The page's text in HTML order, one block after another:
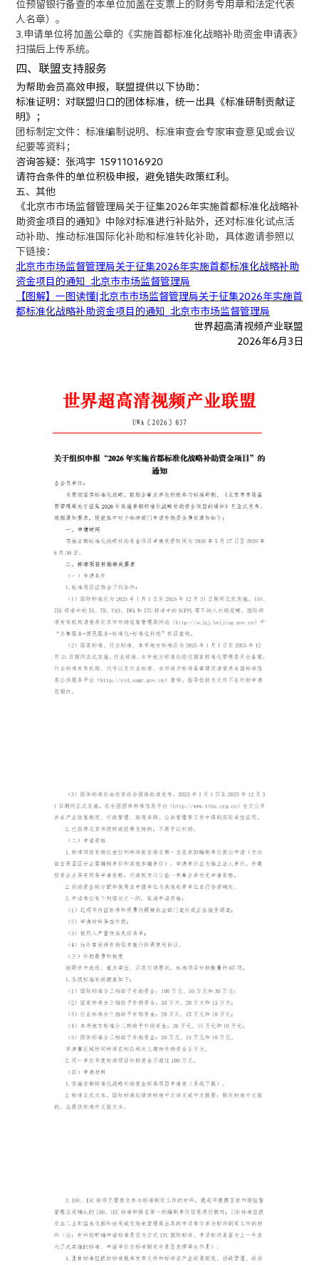
位预留银行备查的本单位加盖在支票上的财务专用章和法定代表
人名章）。
3.申请单位将加盖公章的《实施首都标准化战略补助资金申请表》
扫描后上传系统。
四、 联盟支持服务
为帮助会员高效申报，联盟提供以下协助：
标准证明 ：对联盟归口的团体标准，统一出具《标准研制贡献证
明》；
团标制定文件 ：标准编制说明、标准审查会专家审查意见或会议
纪要等资料；
咨询答疑 ： 张鸿宇 15911016920
请符合条件的单位积极申报，避免错失政策红利。
五、其他
《北京市市场监督管理局关于征集2026年实施首都标准化战略补
助资金项目的通知 》 中除对标准进行补贴外，还对标准化试点活
动补助、推动标准国际化补助和标准转化补助 ，具体邀请参照以
下链接：
北京市市场监督管理局关于征集2026年实施首都标准化战略补助
资金项目的通知_北京市市场监督管理局
【图解】一图读懂|北京市市场监督管理局关于征集2026年实施首
都标准化战略补助资金项目的通知_北京市市场监督管理局
世界超高清视频产业联盟
2026年6月 3 日